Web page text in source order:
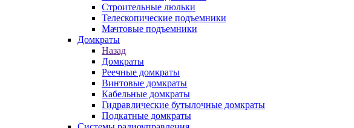
Строительные люльки
Телескопические подъемники
Мачтовые подъемники
Домкраты
Назад
Домкраты
Реечные домкраты
Винтовые домкраты
Кабельные домкраты
Гидравлические бутылочные домкраты
Подкатные домкраты